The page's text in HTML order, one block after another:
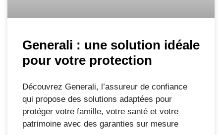
Generali : une solution idéale
pour votre protection
Découvrez Generali, l’assureur de confiance
qui propose des solutions adaptées pour
protéger votre famille, votre santé et votre
patrimoine avec des garanties sur mesure